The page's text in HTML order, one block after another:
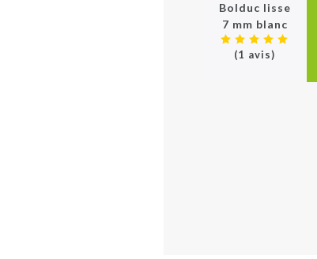
Bolduc lisse
7 mm blanc
(1 avis)